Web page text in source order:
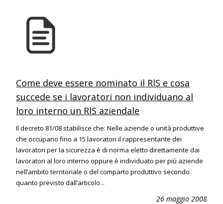
Come deve essere nominato il RlS e cosa
succede se i lavoratori non individuano al
loro interno un RlS aziendale
Il decreto 81/08 stabilisce che: Nelle aziende o unità produttive
che occupano fino a 15 lavoratori il rappresentante dei
lavoratori per la sicurezza è di norma eletto direttamente dai
lavoratori al loro interno oppure è individuato per più aziende
nell’ambito territoriale o del comparto produttivo secondo
quanto previsto dall’articolo...
26 maggio 2008